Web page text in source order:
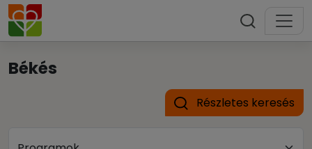
Békés
Részletes keresés